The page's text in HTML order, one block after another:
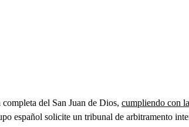
del San Juan de Dios, cumpliendo con
español solicite un tribunal de arbitramento